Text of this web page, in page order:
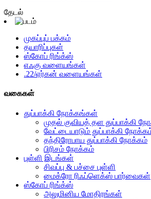
தேடல்
முகப்புப் பக்கம்
தயாரிப்புகள்
ஸ்கோப் ரிங்க்ஸ்
எஃகு வளையங்கள்
.22/ஏர்கன் வளையங்கள்
வகைகள்
துப்பாக்கி நோக்கங்கள்
முதல் குவியத் தள துப்பாக்கி
வேட்டையாடும் துப்பாக்கி
தந்திரோபாய துப்பாக்கி நோக்கம்
பிரிசம் நோக்கம்
புள்ளி இடங்கள்
சிவப்பு & பச்சை புள்ளி
மைக்ரோ ரிஃப்ளெக்ஸ் பார்வைகள்
ஸ்கோப் ரிங்க்ஸ்
அலுமினிய மோதிரங்கள்